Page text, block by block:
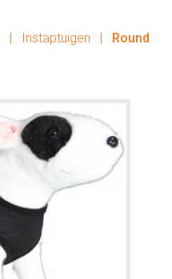
| Instaptuigen |
Round